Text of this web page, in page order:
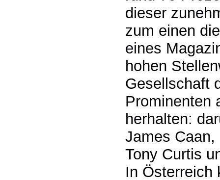
dieser
zum einen
eines
hohen
Gesellschaft
Prominenten
herhalten:
James Caan,
Tony Curtis
In Österreich